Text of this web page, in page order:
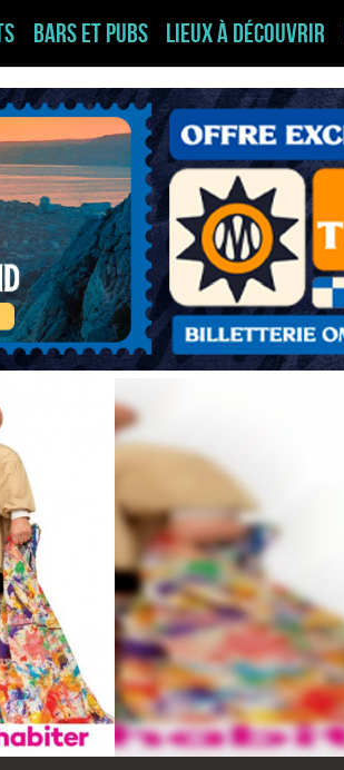
Bars et pubs Lieux à découvrir